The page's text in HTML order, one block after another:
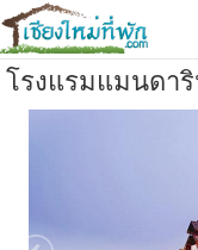
โรงแรมแมนดาริ